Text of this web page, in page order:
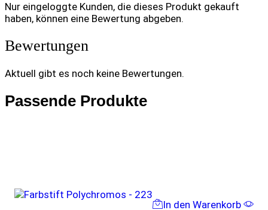
Nur eingeloggte Kunden, die dieses Produkt gekauft
haben, können eine Bewertung abgeben.
Bewertungen
Aktuell gibt es noch keine Bewertungen.
Passende Produkte
In den Warenkorb